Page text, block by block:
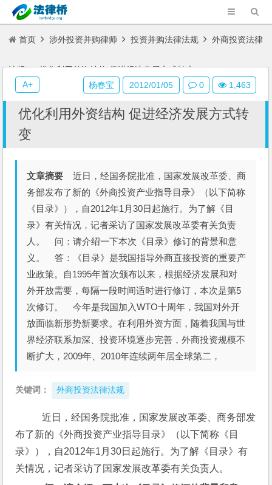
首页 涉外投资并购律师 投资并购法律法规 外商投资法律
法规 优化利用外资结构 促进经济发展方式转变
优化利用外资结构 促进经济发展方式转
变
文章摘要 近日，经国务院批准，国家发展改革委、商
务部发布了新的《外商投资产业指导目录》（以下简称
《目录》），自2012年1月30日起施行。为了解《目
录》有关情况，记者采访了国家发展改革委有关负责
人。 问：请介绍一下本次《目录》修订的背景和意
义。 答：《目录》是我国指导外商直接投资的重要产
业政策。自1995年首次颁布以来，根据经济发展和对
外开放需要，每隔一段时间适时进行修订，本次是第5
次修订。 今年是我国加入WTO十周年，我国对外开
放面临新形势新要求。在利用外资方面，随着我国与世
界经济联系加深、投资环境逐步完善，外商投资规模不
断扩大，2009年、2010年连续两年居全球第二，
关键词： 外商投资法律法规
近日，经国务院批准，国家发展改革委、商务部发
布了新的《外商投资产业指导目录》（以下简称《目
录》），自2012年1月30日起施行。为了解《目录》有
关情况，记者采访了国家发展改革委有关负责人。
杨春宝 2012/01/05 0 1,463
A+